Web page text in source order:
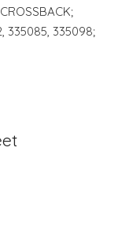
335085, 335098;